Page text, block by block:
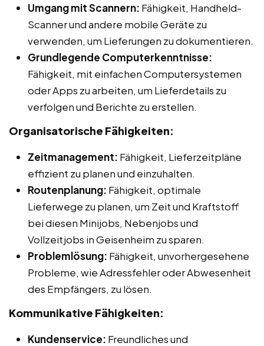
Umgang mit Scannern: Fähigkeit, Handheld-
Scanner und andere mobile Geräte zu
verwenden, um Lieferungen zu dokumentieren.
Grundlegende Computerkenntnisse:
Fähigkeit, mit einfachen Computersystemen
oder Apps zu arbeiten, um Lieferdetails zu
verfolgen und Berichte zu erstellen.
Organisatorische Fähigkeiten:
Zeitmanagement: Fähigkeit, Lieferzeitpläne
effizient zu planen und einzuhalten.
Routenplanung: Fähigkeit, optimale
Lieferwege zu planen, um Zeit und Kraftstoff
bei diesen Minijobs, Nebenjobs und
Vollzeitjobs in Geisenheim zu sparen.
Problemlösung: Fähigkeit, unvorhergesehene
Probleme, wie Adressfehler oder Abwesenheit
des Empfängers, zu lösen.
Kommunikative Fähigkeiten:
Kundenservice: Freundliches und